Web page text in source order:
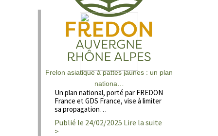
Frelon asiatique à pattes jaunes : un plan
nationa…
Un plan national, porté par FREDON
France et GDS France, vise à limiter
sa propagation…
Publié le 24/02/2025 Lire la suite
>